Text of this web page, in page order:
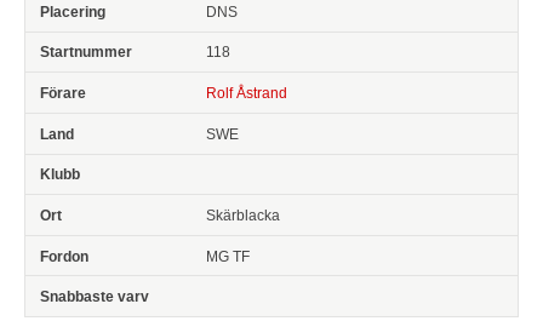
DNS
118
Rolf Åstrand
SWE
Skärblacka
MG TF